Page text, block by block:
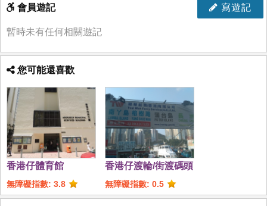
寫遊記
會員遊記
暫時未有任何相關遊記
您可能還喜歡
香港仔體育館
無障礙指數: 3.8
香港仔渡輪/街渡碼頭
無障礙指數: 0.5